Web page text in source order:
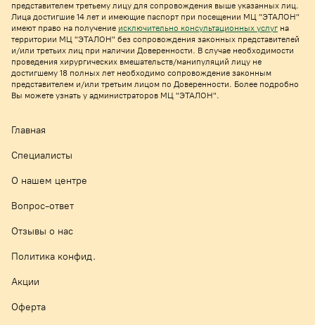
представителем третьему лицу для сопровождения выше указанных лиц.
Лица достигшие 14 лет и имеющие паспорт при посещении МЦ "ЭТАЛОН"
имеют право на получение исключительно консультационных услуг на
территории МЦ "ЭТАЛОН" без сопровождения законных представителей
и/или третьих лиц при наличии Доверенности. В случае необходимости
проведения хирургических вмешательств/манипуляций лицу не
достигшему 18 полных лет необходимо сопровождение законным
представителем и/или третьим лицом по Доверенности. Более подробно
Вы можете узнать у администраторов МЦ "ЭТАЛОН".
Главная
Специалисты
О нашем центре
Вопрос-ответ
Отзывы о нас
Политика конфид.
Акции
Оферта